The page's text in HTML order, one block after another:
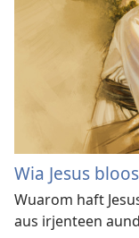
Wia Jesus
Wuarom haft
aus irjenteen